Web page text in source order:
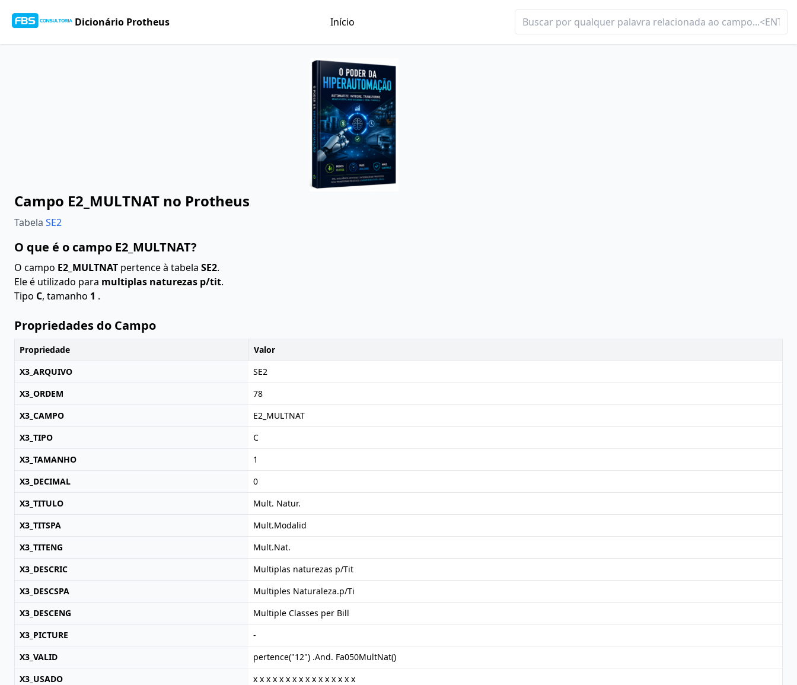
Dicionário Protheus Início
Campo E2_MULTNAT no Protheus
Tabela SE2
O que é o campo E2_MULTNAT?
O campo E2_MULTNAT pertence à tabela SE2.
Ele é utilizado para multiplas naturezas p/tit.
Tipo C, tamanho 1 .
Propriedades do Campo
Propriedade
Valor
X3_ARQUIVO
SE2
X3_ORDEM
78
X3_CAMPO
E2_MULTNAT
X3_TIPO
C
X3_TAMANHO
1
X3_DECIMAL
0
X3_TITULO
Mult. Natur.
X3_TITSPA
Mult.Modalid
X3_TITENG
Mult.Nat.
X3_DESCRIC
Multiplas naturezas p/Tit
X3_DESCSPA
Multiples Naturaleza.p/Ti
X3_DESCENG
Multiple Classes per Bill
X3_PICTURE
-
X3_VALID
pertence("12") .And. Fa050MultNat()
X3_USADO
x x x x x x x x x x x x x x x x